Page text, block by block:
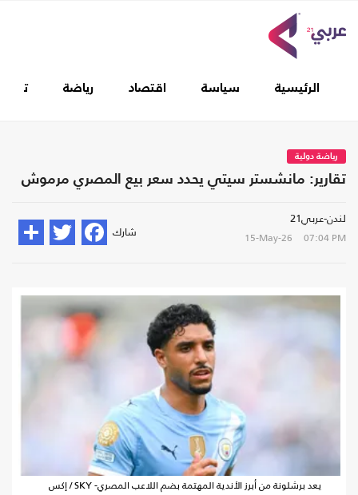
الرئيسية سياسة اقتصاد رياضة
رياضة دولية
تقارير: مانشستر سيتي يحدد سعر بيع المصري مرموش
لندن-عربي21
15-May-26 07:04 PM شارك
يعد برشلونة من أبرز الأندية المهتمة بضم اللاعب المصري- SKY / إكس